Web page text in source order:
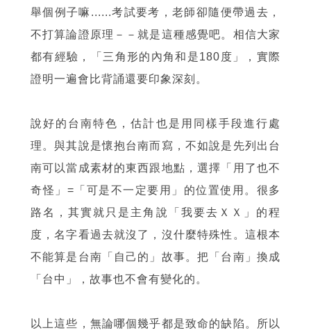
舉個例子嘛......考試要考，老師卻隨便帶過去，
不打算論證原理－－就是這種感覺吧。相信大家
都有經驗，「三角形的內角和是180度」，實際
證明一遍會比背誦還要印象深刻。
說好的台南特色，估計也是用同樣手段進行處
理。與其說是懷抱台南而寫，不如說是先列出台
南可以當成素材的東西跟地點，選擇「用了也不
奇怪」=「可是不一定要用」的位置使用。很多
路名，其實就只是主角說「我要去ＸＸ」的程
度，名字看過去就沒了，沒什麼特殊性。這根本
不能算是台南「自己的」故事。把「台南」換成
「台中」，故事也不會有變化的。
以上這些，無論哪個幾乎都是致命的缺陷。所以